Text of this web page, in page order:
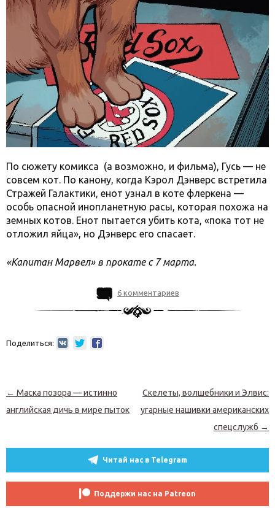
По сюжету комикса (а возможно, и фильма), Гусь — не
совсем кот. По канону, когда Кэрол Дэнверс встретила
Стражей Галактики, енот узнал в коте флеркена —
особь опасной инопланетную расы, которая похожа на
земных котов. Енот пытается убить кота, «пока тот не
отложил яйца», но Дэнверс его спасает.
«Капитан Марвел» в прокате с 7 марта.
6 комментариев
Поделиться:
Навигация по записям
← Маска позора — истинно
английская дичь в мире пыток
Скелеты, волшебники и Элвис:
угарные нашивки американских
спецслужб →
Читай нас в Telegram
Поддержи нас на Patreon